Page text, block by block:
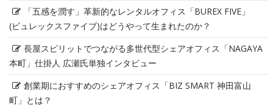
「五感を潤す」革新的なレンタルオフィス「BUREX FIVE」
(ビュレックスファイブ)はどうやって生まれたのか？
長屋スピリットでつながる多世代型シェアオフィス「NAGAYA
本町」仕掛人 広瀬氏単独インタビュー
創業期におすすめのシェアオフィス「BIZ SMART 神田富山
町」とは？